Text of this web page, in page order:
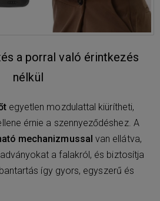
a porral való érintkezés
nélkül
egyetlen mozdulattal kiürítheti,
érnie a szennyeződéshez. A
mechanizmussal van ellátva,
a falakról, és biztosítja
így gyors, egyszerű és